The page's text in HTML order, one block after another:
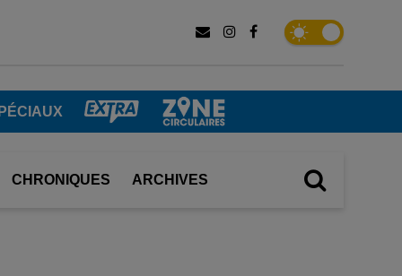
CHRONIQUES ARCHIVES